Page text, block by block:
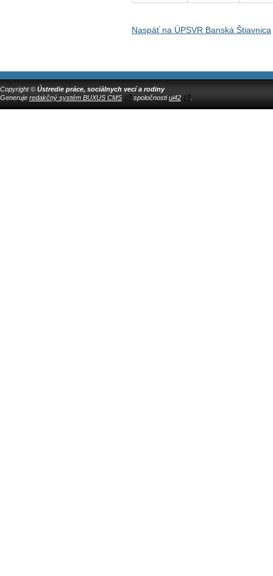
Naspäť na ÚPSVR Banská Štiavnica
Copyright © Ústredie práce, sociálnych vecí a rodiny
Generuje redakčný systém BUXUS CMS spoločnostiui42